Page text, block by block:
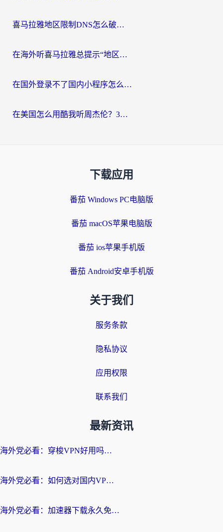
喜马拉雅地区限制DNS怎么破？海外党听国内音乐听书的终极解决方案
在海外听喜马拉雅总提示“地区限制”？3步轻松解除+听国内音乐全攻略
在国外登录不了国内小程序怎么办？选对回国加速器，轻松解锁国内资源
在美国怎么用酷我听周杰伦？3步搞定海外听歌难题
下载应用
番茄 Windows PC电脑版
番茄 macOS苹果电脑版
番茄 ios苹果手机版
番茄 Android安卓手机版
关于我们
服务条款
隐私协议
应用权限
联系我们
最新资讯
海外党必看：穿梭VPN好用吗？和云帆VPN对比哪个回国效果更好？附真实测评+避坑指南
海外党必看：如何选对国内VPN，实现无缝访问国内资源？
海外党必看：加速器下载永久免费版真的存在吗？教你无缝访问国内资源的正确姿势